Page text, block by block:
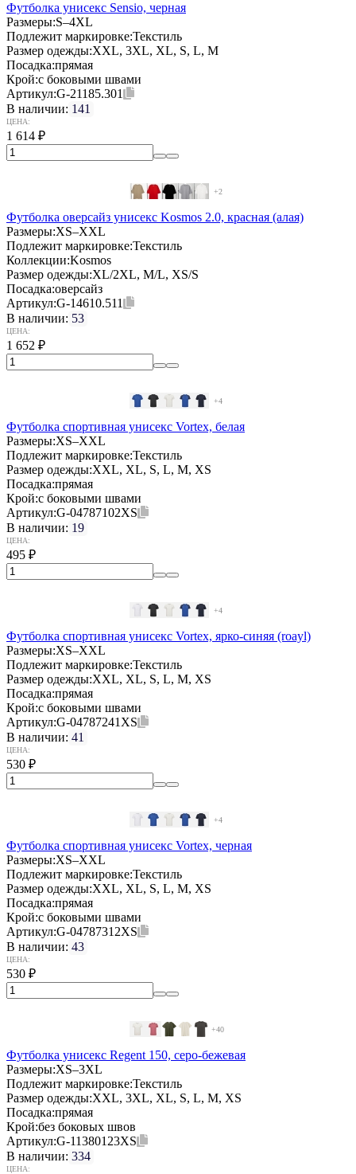
Футболка унисекс Sensio, черная
Размеры:S–4XL
Подлежит маркировке:Текстиль
Размер одежды:XXL, 3XL, XL, S, L, M
Посадка:прямая
Крой:с боковыми швами
Артикул:G-21185.301
В наличии: 141
ЦЕНА:
1 614 ₽
+2
Футболка оверсайз унисекс Kosmos 2.0, красная (алая)
Размеры:XS–XXL
Подлежит маркировке:Текстиль
Коллекции:Kosmos
Размер одежды:XL/2XL, M/L, XS/S
Посадка:оверсайз
Артикул:G-14610.511
В наличии: 53
ЦЕНА:
1 652 ₽
+4
Футболка спортивная унисекс Vortex, белая
Размеры:XS–XXL
Подлежит маркировке:Текстиль
Размер одежды:XXL, XL, S, L, M, XS
Посадка:прямая
Крой:с боковыми швами
Артикул:G-04787102XS
В наличии: 19
ЦЕНА:
495 ₽
+4
Футболка спортивная унисекс Vortex, ярко-синяя (roayl)
Размеры:XS–XXL
Подлежит маркировке:Текстиль
Размер одежды:XXL, XL, S, L, M, XS
Посадка:прямая
Крой:с боковыми швами
Артикул:G-04787241XS
В наличии: 41
ЦЕНА:
530 ₽
+4
Футболка спортивная унисекс Vortex, черная
Размеры:XS–XXL
Подлежит маркировке:Текстиль
Размер одежды:XXL, XL, S, L, M, XS
Посадка:прямая
Крой:с боковыми швами
Артикул:G-04787312XS
В наличии: 43
ЦЕНА:
530 ₽
+40
Футболка унисекс Regent 150, серо-бежевая
Размеры:XS–3XL
Подлежит маркировке:Текстиль
Размер одежды:XXL, 3XL, XL, S, L, M, XS
Посадка:прямая
Крой:без боковых швов
Артикул:G-11380123XS
В наличии: 334
ЦЕНА: